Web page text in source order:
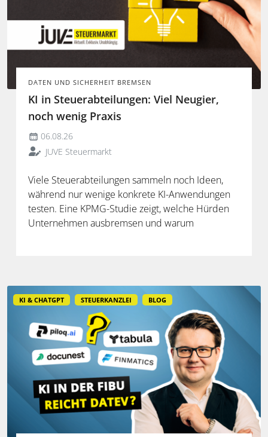
DATEN UND SICHERHEIT BREMSEN
KI in Steuerabteilungen: Viel Neugier,
noch wenig Praxis
06.08.26
JUVE Steuermarkt
Viele Steuerabteilungen sammeln noch Ideen,
während nur wenige konkrete KI-Anwendungen
testen. Eine KPMG-Studie zeigt, welche Hürden
Unternehmen ausbremsen und warum
KI & CHATGPT STEUERKANZLEI BLOG